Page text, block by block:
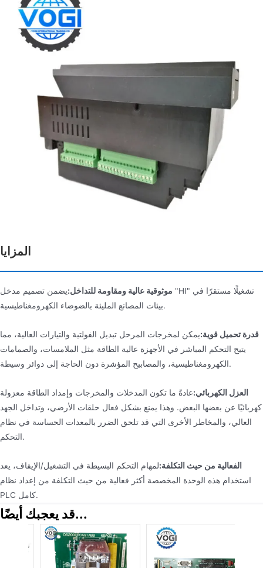
المزايا
موثوقية عالية ومقاومة للتداخل:يضمن تصميم مدخل "HI" تشغيلًا مستقرًا في
بيئات المصانع المليئة بالضوضاء الكهرومغناطيسية.
قدرة تحميل قوية:يمكن لمخرجات المرحل تبديل الفولتية والتيارات العالية، مما
يتيح التحكم المباشر في الأجهزة عالية الطاقة مثل الملامسات، والصمامات
الكهرومغناطيسية، والمصابيح المؤشرة دون الحاجة إلى دوائر وسيطة.
العزل الكهربائي:عادةً ما تكون المدخلات والمخرجات وإمداد الطاقة معزولة
كهربائيًا عن بعضها البعض. وهذا يمنع بشكل فعال حلقات الأرضي، وتداخل الجهد
العالي، والمخاطر الأخرى التي قد تلحق الضرر بالمعدات الحساسة في نظام
التحكم.
الفعالية من حيث التكلفة:لمهام التحكم البسيطة في التشغيل/الإيقاف، يعد
استخدام هذه الوحدة المخصصة أكثر فعالية من حيث التكلفة من إعداد نظام
PLC كامل.
قد يعجبك أيضًا...